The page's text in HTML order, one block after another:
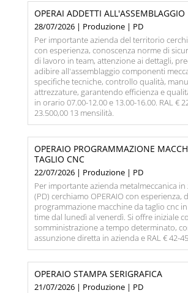
OPERAI ADDETTI ALL'ASSEMBLAGGIO
28/07/2026 | Produzione | PD
Per importante azienda del territorio
con esperienza, conoscenza norme di
di lavoro in team, attenzione ai dettagli,
adibire all'assemblaggio componenti
specifiche tecniche, controllo qualità,
attrezzature, garantendo efficienza e
in orario 07.00-12.00 e 13.00-16.00. RAL €
23.500,00 13 mensilità.
OPERAIO PROGRAMMAZIONE
TAGLIO CNC
22/07/2026 | Produzione | PD
Per importante azienda metalmeccanica in
(PD) cerchiamo OPERAIO con esperienza,
programmazione macchine da taglio cnc
time dal lunedì al venerdì. Si offre iniziale
somministrazione a tempo determinato,
assunzione diretta in azienda e RAL € 42-
OPERAIO STAMPA SERIGRAFICA
21/07/2026 | Produzione | PD